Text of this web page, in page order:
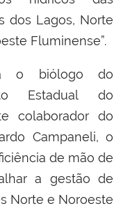
dos Lagos, Norte
Fluminense”.
o biólogo do
Estadual do
colaborador do
Campaneli, o
de mão de
a gestão de
Norte e Noroeste